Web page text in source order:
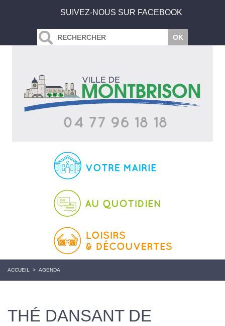
SUIVEZ-NOUS SUR FACEBOOK
ACCUEIL > AGENDA
THÉ DANSANT DE